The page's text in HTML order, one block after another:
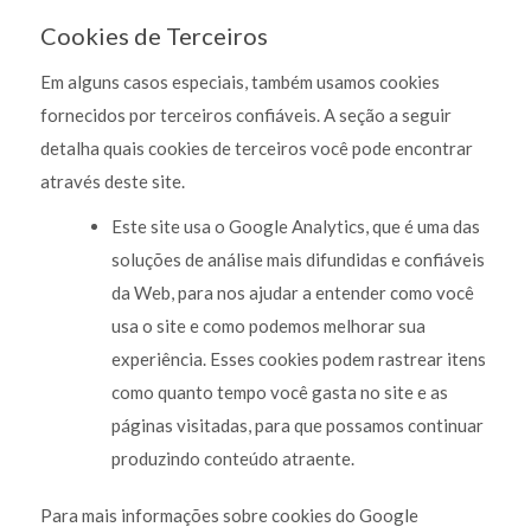
Cookies de Terceiros
Em alguns casos especiais, também usamos cookies
fornecidos por terceiros confiáveis. A seção a seguir
detalha quais cookies de terceiros você pode encontrar
através deste site.
Este site usa o Google Analytics, que é uma das
soluções de análise mais difundidas e confiáveis
da Web, para nos ajudar a entender como você
usa o site e como podemos melhorar sua
experiência. Esses cookies podem rastrear itens
como quanto tempo você gasta no site e as
páginas visitadas, para que possamos continuar
produzindo conteúdo atraente.
Para mais informações sobre cookies do Google